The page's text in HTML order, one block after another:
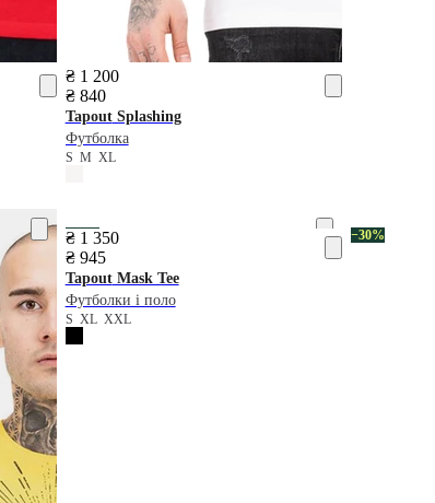
₴ 1 200
₴ 840
TapoutSplashing
Футболка
S M XL
−30%
₴ 1 350
₴ 945
TapoutMask Tee
Футболки і поло
S XL XXL
−30%